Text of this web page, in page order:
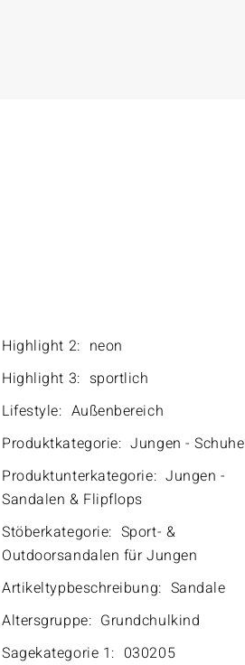
Highlight 2: neon
Highlight 3: sportlich
Lifestyle: Außenbereich
Produktkategorie: Jungen - Schuhe
Produktunterkategorie: Jungen -
Sandalen & Flipflops
Stöberkategorie: Sport- &
Outdoorsandalen für Jungen
Artikeltypbeschreibung: Sandale
Altersgruppe: Grundchulkind
Sagekategorie 1: 030205